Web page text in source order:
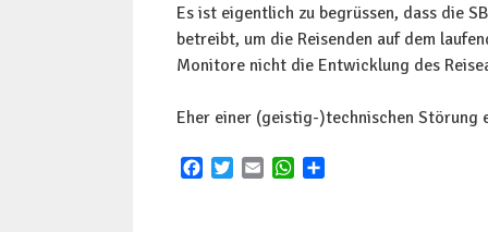
Es ist eigentlich zu begrüssen, dass die
betreibt, um die Reisenden auf dem
Monitore nicht die Entwicklung des
Eher einer (geistig-)technischen Störung
W